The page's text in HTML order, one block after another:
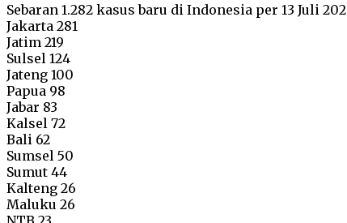
Sebaran 1.282 kasus baru di Indonesia per 13 Juli
Jakarta 281
Jatim 219
Sulsel 124
Jateng 100
Papua 98
Jabar 83
Kalsel 72
Bali 62
Sumsel 50
Sumut 44
Kalteng 26
Maluku 26